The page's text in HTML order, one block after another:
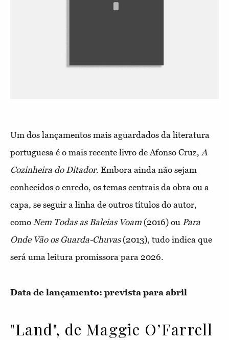
Um dos lançamentos mais aguardados da literatura
portuguesa é o mais recente livro de Afonso Cruz,A
Cozinheira do Ditador. Embora ainda não sejam
conhecidos o enredo, os temas centrais da obra ou a
capa, se seguir a linha de outros títulos do autor,
como Nem Todas as Baleias Voam (2016) ou Para
Onde Vão os Guarda-Chuvas(2013), tudo indica que
será uma leitura promissora para 2026.
Data de lançamento: prevista para abril
"Land", de Maggie O’Farrell